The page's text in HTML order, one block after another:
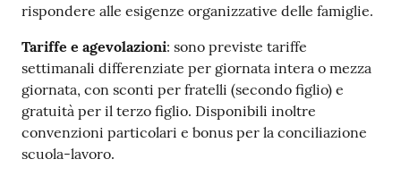
rispondere alle esigenze organizzative delle famiglie.
Tariffe e agevolazioni: sono previste tariffe
settimanali differenziate per giornata intera o mezza
giornata, con sconti per fratelli (secondo figlio) e
gratuità per il terzo figlio. Disponibili inoltre
convenzioni particolari e bonus per la conciliazione
scuola-lavoro.